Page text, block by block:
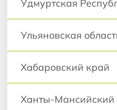
Удмуртская
Ульяновская
Хабаровский край
Ханты-Мансийский